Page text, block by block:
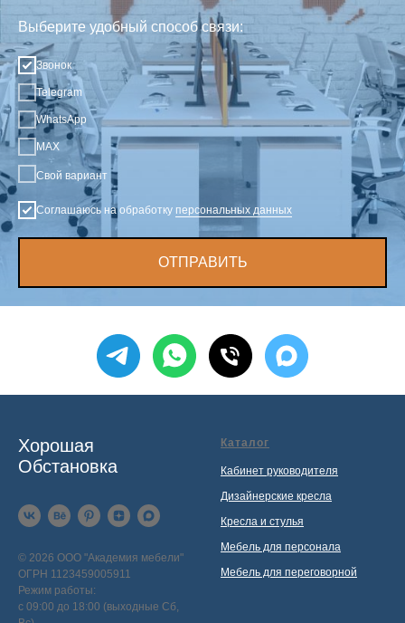
Выберите удобный способ связи:
Звонок
Telegram
WhatsApp
MAX
Свой вариант
Соглашаюсь на обработку персональных данных
ОТПРАВИТЬ
Хорошая
Обстановка
© 2026 ООО "Академия мебели"
ОГРН 1123459005911
Режим работы:
с 09:00 до 18:00 (выходные Сб,
Каталог
Кабинет руководителя
Дизайнерские кресла
Кресла и стулья
Мебель для персонала
Мебель для переговорной